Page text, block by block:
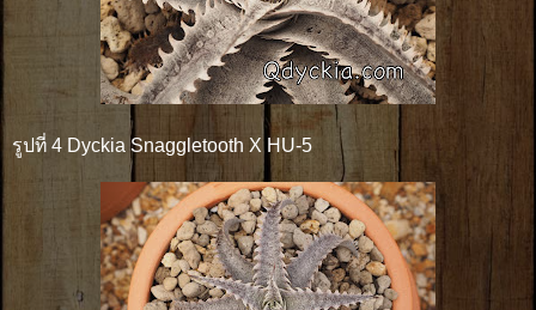
รูปที่ 4 Dyckia Snaggletooth X HU-5